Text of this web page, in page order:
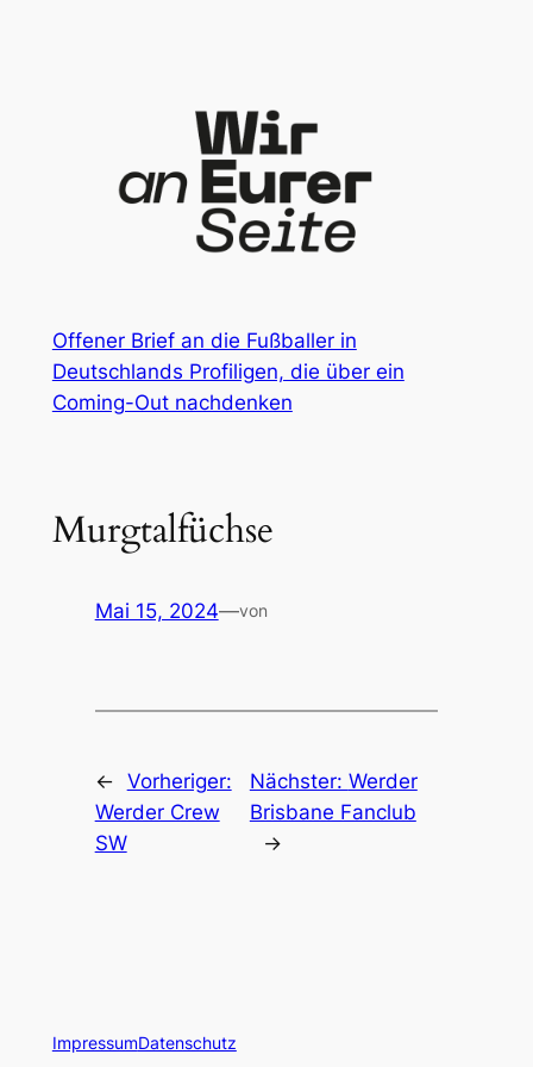
Offener Brief an die Fußballer in
Deutschlands Profiligen, die über ein
Coming-Out nachdenken
Murgtalfüchse
Mai 15, 2024—von
← Vorheriger:
Werder Crew
SW
Nächster: Werder
Brisbane Fanclub
→
ImpressumDatenschutz